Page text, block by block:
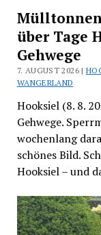
über Tage
Gehwege
7. AUGUST 2026 |
WANGERLAND
Hooksiel (8. 8.
Gehwege.
wochenlang
schönes Bild.
Hooksiel – und